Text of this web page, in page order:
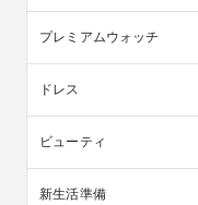
プレミアムウォッチ
ドレス
ビューティ
新生活準備